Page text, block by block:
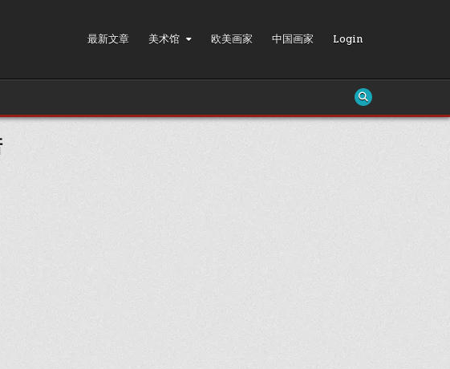
最新文章 美术馆 欧美画家 中国画家 Login